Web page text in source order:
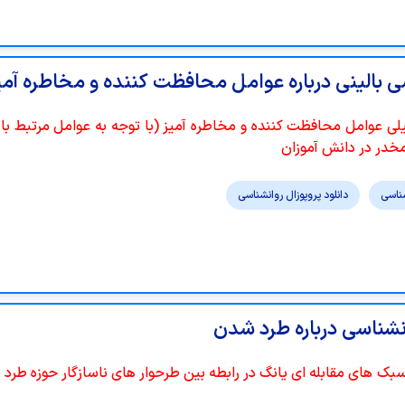
بالینی درباره عوامل محافظت کننده و مخاطره
عوامل محافظت کننده و مخاطره آمیز (با توجه به عوامل مرتبط با
در دانش آموزان
دانلود پروپوزال روانشناسی
درباره طرد شدن
های مقابله ای یانگ در رابطه بین طرحوار های ناسازگار حوزه طرد